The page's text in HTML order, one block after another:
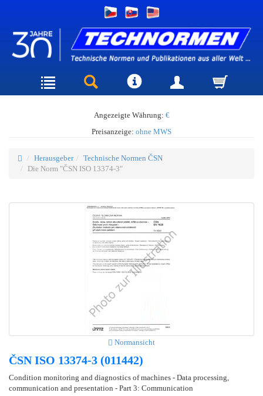
Angezeigte Währung: €
Preisanzeige: ohne MWS
Herausgeber
Technische Normen ČSN
Die Norm "ČSN ISO 13374-3"
Normansicht
ČSN ISO 13374-3 (011442)
Condition monitoring and diagnostics of machines - Data processing,
communication and presentation - Part 3: Communication